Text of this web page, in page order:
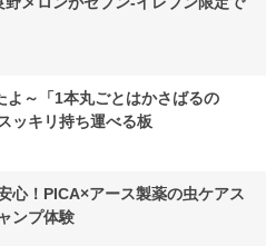
よ～「1本丸ごとはかさばるの
ッキリ持ち運べる板
心！PICA×アース製薬の虫ケアス
ンプ体験